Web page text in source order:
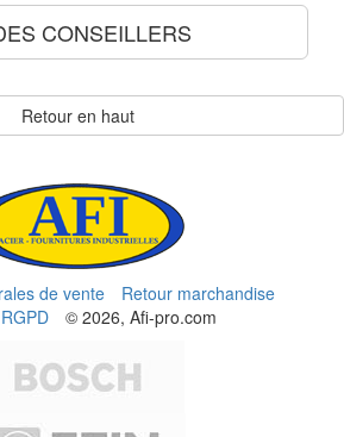
CONSEILLERS
Retour en haut
de vente
Retour marchandise
© 2026, Afi-pro.com